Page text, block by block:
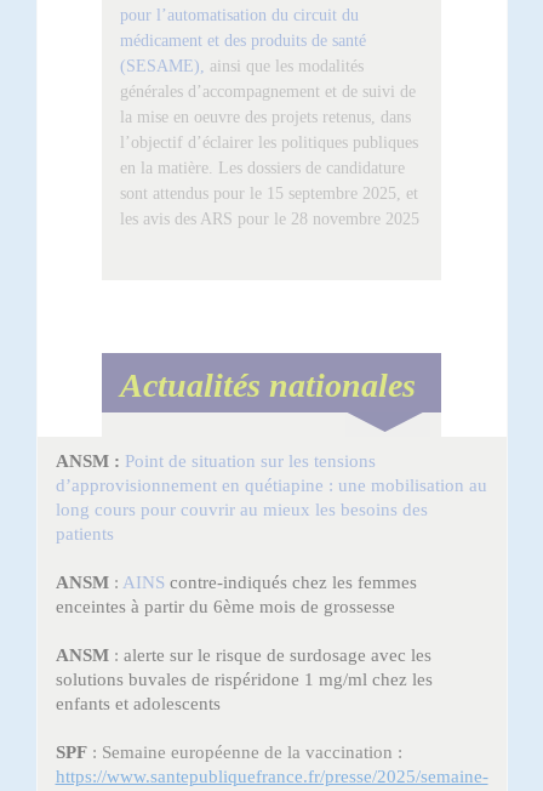
pour l’automatisation du circuit du
médicament et des produits de santé
(SESAME), ainsi que les modalités
générales d’accompagnement et de suivi de
la mise en oeuvre des projets retenus, dans
l’objectif d’éclairer les politiques publiques
en la matière. Les dossiers de candidature
sont attendus pour le 15 septembre 2025, et
les avis des ARS pour le 28 novembre 2025
Actualités nationales
ANSM : Point de situation sur les tensions
d’approvisionnement en quétiapine : une mobilisation au
long cours pour couvrir au mieux les besoins des
patients
ANSM : AINS contre-indiqués chez les femmes
enceintes à partir du 6ème mois de grossesse
ANSM: alerte sur le risque de surdosage avec les
solutions buvales de rispéridone 1 mg/ml chez les
enfants et adolescents
SPF: Semaine européenne de la vaccination :
https://www.santepubliquefrance.fr/presse/2025/semaine-